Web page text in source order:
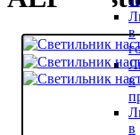
в
в
в